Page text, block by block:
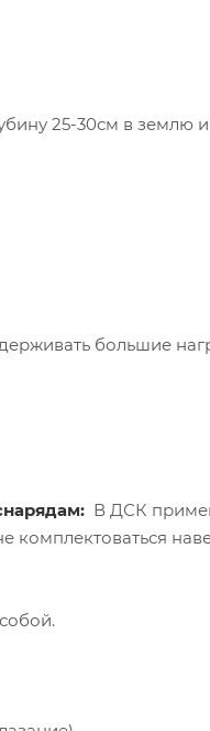
25-30см в землю
большие
В ДСК
комплектоваться